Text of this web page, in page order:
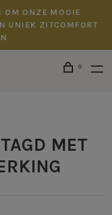
OM ONZE MOOIE
UNIEK ZITCOMFORT
0
MET